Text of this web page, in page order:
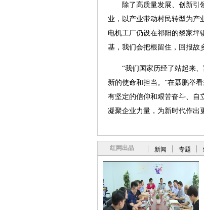
除了高质量发展、创新引领
业，以产业带动村民转型为产
电机工厂仍设在祁阳的黎家坪
基，我们会把根留住，回报故
“我们国家历经了站起来、
新的使命和担当。”在聂鹏举
有坚定的信仰和艰苦奋斗、自
凝聚企业力量，为新时代作出
红网出品 新闻 专题